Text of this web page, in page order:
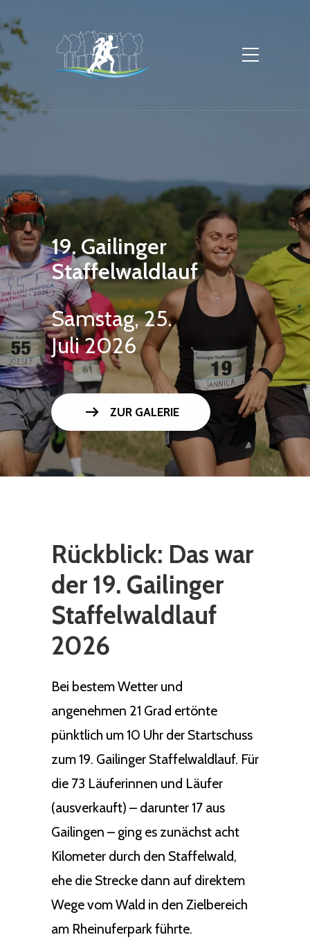
19. Gailinger
Staffelwaldlauf
Samstag, 25.
Juli 2026
arrow_right_alt ZUR GALERIE
Rückblick: Das war
der 19. Gailinger
Staffelwaldlauf
2026
Bei bestem Wetter und
angenehmen 21 Grad ertönte
pünktlich um 10 Uhr der Startschuss
zum 19. Gailinger Staffelwaldlauf. Für
die 73 Läuferinnen und Läufer
(ausverkauft) – darunter 17 aus
Gailingen – ging es zunächst acht
Kilometer durch den Staffelwald,
ehe die Strecke dann auf direktem
Wege vom Wald in den Zielbereich
am Rheinuferpark führte.